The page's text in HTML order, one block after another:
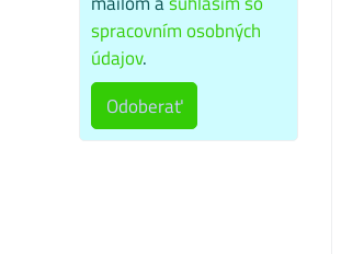
spracovním osobných
údajov.
Odoberať